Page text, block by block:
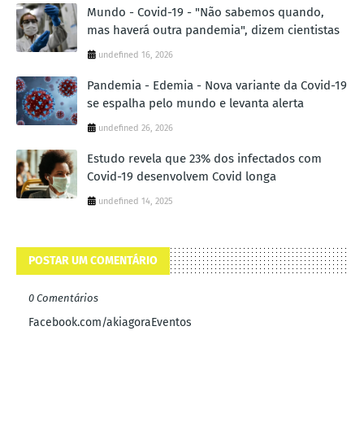
Mundo - Covid-19 - "Não sabemos quando,
mas haverá outra pandemia", dizem cientistas
undefined 16, 2026
Pandemia - Edemia - Nova variante da Covid-19
se espalha pelo mundo e levanta alerta
undefined 26, 2026
Estudo revela que 23% dos infectados com
Covid-19 desenvolvem Covid longa
undefined 14, 2025
POSTAR UM COMENTÁRIO
0 Comentários
Facebook.com/akiagoraEventos